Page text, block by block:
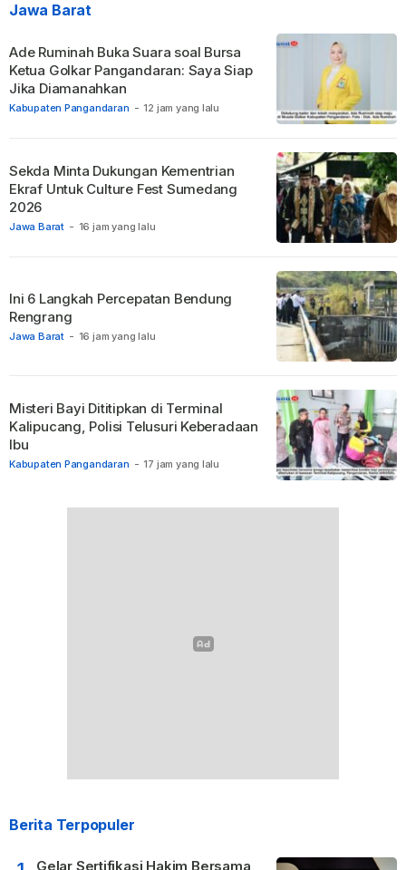
Jawa Barat
Kabupaten Pangandaran - 12 jam yang lalu
Ade Ruminah Buka Suara soal Bursa
Ketua Golkar Pangandaran: Saya Siap
Jika Diamanahkan
Jawa Barat - 16 jam yang lalu
Sekda Minta Dukungan Kementrian
Ekraf Untuk Culture Fest Sumedang
2026
Jawa Barat - 16 jam yang lalu
Ini 6 Langkah Percepatan Bendung
Rengrang
Kabupaten Pangandaran - 17 jam yang lalu
Misteri Bayi Dititipkan di Terminal
Kalipucang, Polisi Telusuri Keberadaan
Ibu
Berita Terpopuler
Gelar Sertifikasi Hakim Bersama